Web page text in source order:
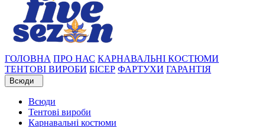
ГОЛОВНА ПРО НАС КАРНАВАЛЬНІ КОСТЮМИ
ТЕНТОВІ ВИРОБИ БІСЕР ФАРТУХИ ГАРАНТІЯ
Всюди
Всюди
Тентові вироби
Карнавальні костюми